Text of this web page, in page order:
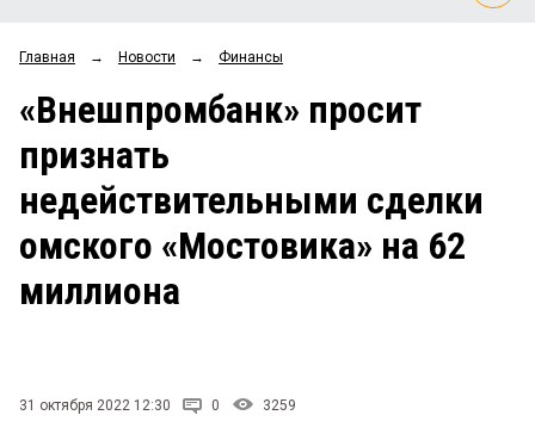
ОБЩЕСТВО
ЗАКОН
НОВОСТИ КОМПАНИЙ
СТИЛЬ ЖИЗНИ
Рейтинги
Архив
Главная → Новости → Финансы
«Внешпромбанк» просит
признать
недействительными сделки
омского «Мостовика» на 62
миллиона
31 октября 2022 12:30 0 3259